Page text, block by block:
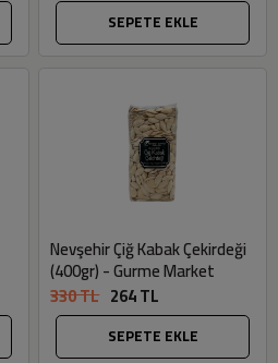
SEPETE EKLE
Nevşehir Çiğ Kabak Çekirdeği
(400gr) - Gurme Market
330 TL 264 TL
SEPETE EKLE